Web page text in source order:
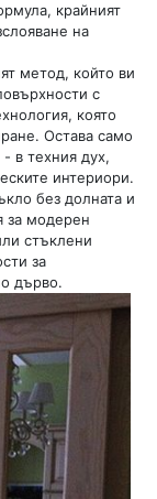
крайният
на
метод, който ви
с
която
Остава само
в техния дух,
интериори.
без долната и
за модерен
стъклени
за
дърво.